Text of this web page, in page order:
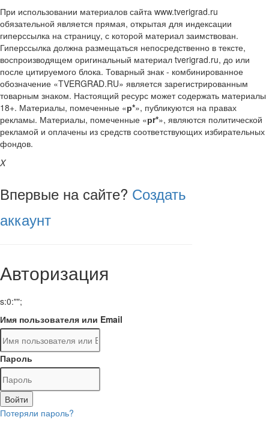
При использовании материалов сайта www.tverigrad.ru
обязательной является прямая, открытая для индексации
гиперссылка на страницу, с которой материал заимствован.
Гиперссылка должна размещаться непосредственно в тексте,
воспроизводящем оригинальный материал tverigrad.ru, до или
после цитируемого блока. Товарный знак - комбинированное
обозначение «TVERGRAD.RU» является зарегистрированным
товарным знаком. Настоящий ресурс может содержать материалы
18+. Материалы, помеченные «р*», публикуются на правах
рекламы. Материалы, помеченные «рr*», являются политической
рекламой и оплачены из средств соответствующих избирательных
фондов.
X
Впервые на сайте? Создать
аккаунт
Авторизация
s:0:"";
Имя пользователя или Email
Пароль
Войти
Потеряли пароль?